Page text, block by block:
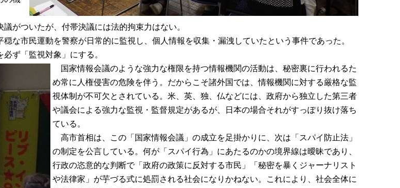
がついたが、付帯決議には法的拘束力はない。
な市民運動を警察が日常的に監視し、個人情報を収集・漏洩していたという事件であった。
ず「監視対象」にする。
国家情報会議のような強力な権限を持つ情報機関の活動は、秘密裏に行われるた
め常に人権侵害の危険を伴う。だからこそ諸外国では、情報機関に対する厳格な監
視体制が不可欠とされている。米、英、独、仏などには、政府から独立した第三者
や議会による強力な監視・監督規定があるが、日本の場合それがすっぽり抜け落ち
ている。
高市首相は、この「国家情報会議」の成立を足掛かりに、次は「スパイ防止法」
の制定を公言している。何が「スパイ行為」にあたるのかの境界線は曖昧であり、
行政の恣意的な判断で「政府の政策に反対する市民」「秘密を暴くジャーナリスト
や法律家」が芋づる式に処罰される社会になりかねない。これにより、社会全体に